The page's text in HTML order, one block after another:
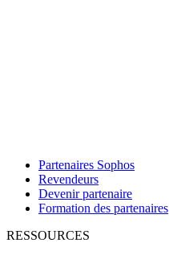
Partenaires Sophos
Revendeurs
Devenir partenaire
Formation des partenaires
RESSOURCES